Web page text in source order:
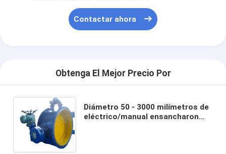
Contactar ahora
Obtenga El Mejor Precio Por
Diámetro 50 - 3000 milímetros de
eléctrico/manual ensancharon